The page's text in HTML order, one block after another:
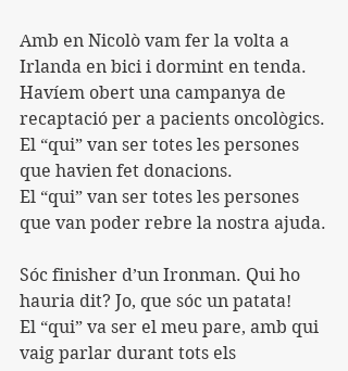
Amb en Nicolò vam fer la volta a
Irlanda en bici i dormint en tenda.
Havíem obert una campanya de
recaptació per a pacients oncològics.
El “qui” van ser totes les persones
que havien fet donacions.
El “qui” van ser totes les persones
que van poder rebre la nostra ajuda.
Sóc finisher d’un Ironman. Qui ho
hauria dit? Jo, que sóc un patata!
El “qui” va ser el meu pare, amb qui
vaig parlar durant tots els